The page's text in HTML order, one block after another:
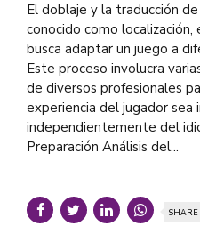
El doblaje y la traducción
conocido como
busca adaptar un juego a
Este proceso involucra
de diversos profesionales
experiencia del jugador sea
independientemente del
Preparación Análisis del...
SHARE